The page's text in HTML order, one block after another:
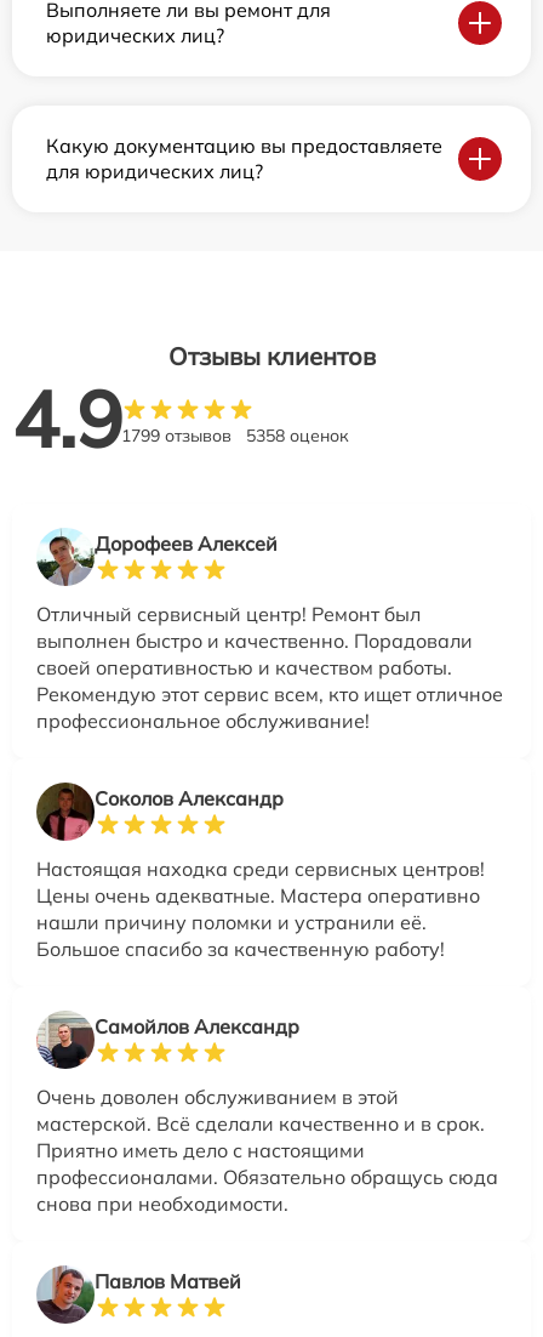
Выполняете ли вы ремонт для
юридических лиц?
Какую документацию вы предоставляете
для юридических лиц?
Отзывы клиентов
4.91799 отзывов 5358 оценок
Дорофеев Алексей
Отличный сервисный центр! Ремонт был
выполнен быстро и качественно. Порадовали
своей оперативностью и качеством работы.
Рекомендую этот сервис всем, кто ищет отличное
профессиональное обслуживание!
Соколов Александр
Настоящая находка среди сервисных центров!
Цены очень адекватные. Мастера оперативно
нашли причину поломки и устранили её.
Большое спасибо за качественную работу!
Самойлов Александр
Очень доволен обслуживанием в этой
мастерской. Всё сделали качественно и в срок.
Приятно иметь дело с настоящими
профессионалами. Обязательно обращусь сюда
снова при необходимости.
Павлов Матвей